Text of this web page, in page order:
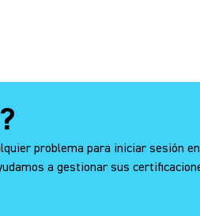
problema para iniciar sesión
a gestionar sus